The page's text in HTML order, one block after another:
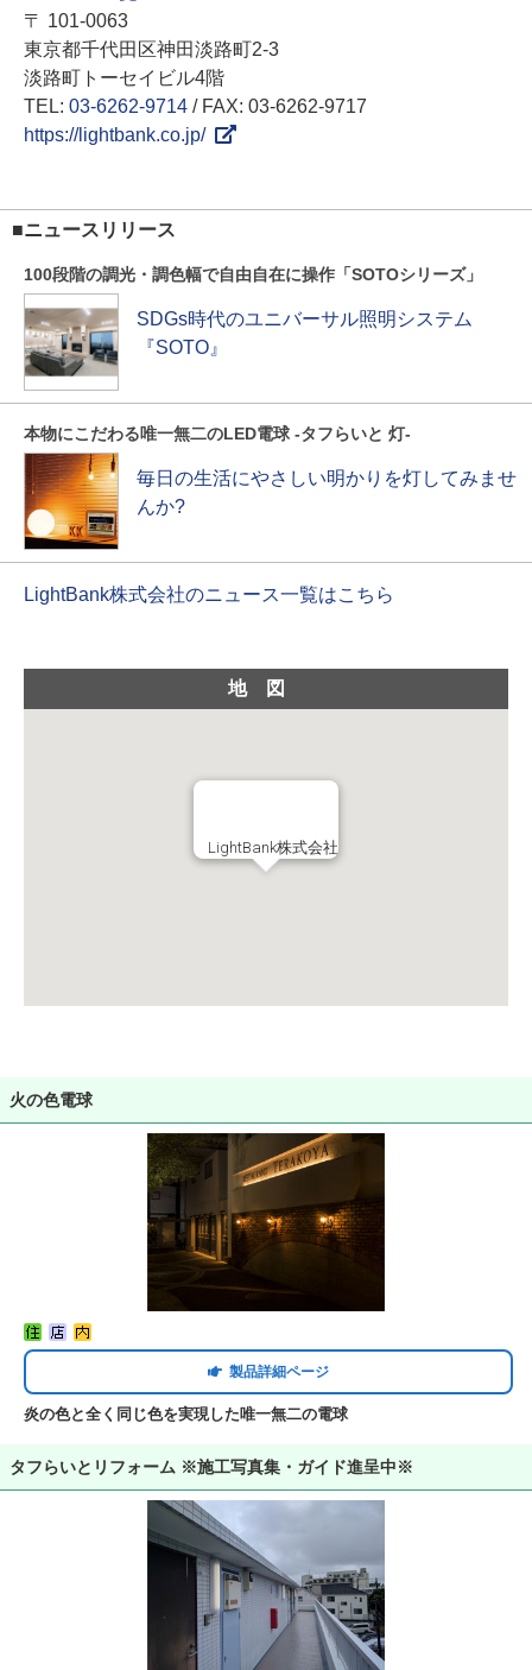
〒 101-0063
東京都千代田区神田淡路町2-3
淡路町トーセイビル4階
TEL: 03-6262-9714 / FAX: 03-6262-9717
https://lightbank.co.jp/
■ニュースリリース
100段階の調光・調色幅で自由自在に操作「SOTOシリーズ」
SDGs時代のユニバーサル照明システム
『SOTO』
本物にこだわる唯一無二のLED電球 -タフらいと 灯-
毎日の生活にやさしい明かりを灯してみませ
んか?
LightBank株式会社のニュース一覧はこちら
地図
LightBank株式会社
火の色電球
製品詳細ページ
炎の色と全く同じ色を実現した唯一無二の電球
タフらいとリフォーム ※施工写真集・ガイド進呈中※